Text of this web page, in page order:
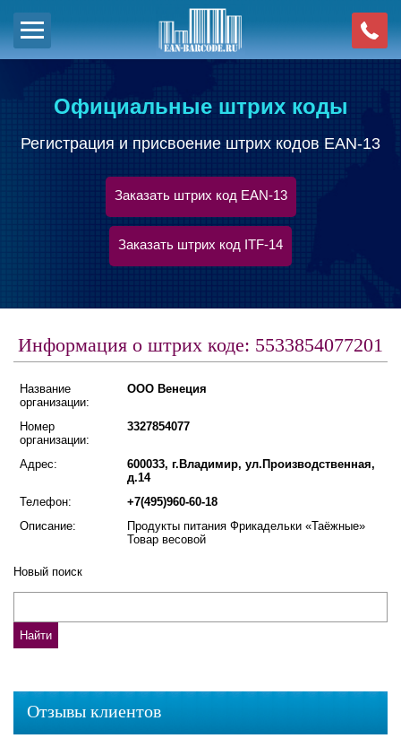
Официальные штрих коды
Регистрация и присвоение штрих кодов EAN-13
Заказать штрих код EAN-13
Заказать штрих код ITF-14
Информация о штрих коде: 5533854077201
Название
организации:
ООО Венеция
Номер
организации:
3327854077
Адрес:
600033, г.Владимир, ул.Производственная,
д.14
Телефон:
+7(495)960-60-18
Описание:
Продукты питания Фрикадельки «Таёжные»
Товар весовой
Новый поиск
Отзывы клиентов